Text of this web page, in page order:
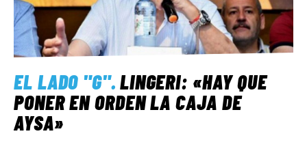
FUERA DE MEGÁFONO
EL LADO «G»
EL LADO "G".LINGERI: «HAY QUE
PONER EN ORDEN LA CAJA DE
AYSA»